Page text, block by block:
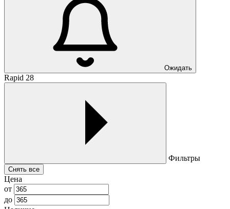
Ожидать
Rapid 28
Фильтры
Снять все
Цена
от
до